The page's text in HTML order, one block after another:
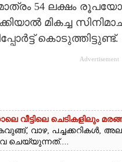
54 ലക്ഷം
മികച്ച
കൊടുത്തിട്ടുണ്ട്.
Advertisement
വീട്ടിലെ ചെടികളിലും
വാഴ, പച്ചക്കറികൾ,
ചെയ്യുന്നത്....